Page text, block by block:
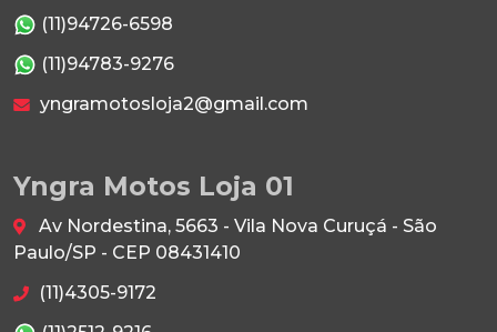
(11)94726-6598
(11)94783-9276
yngramotosloja2@gmail.com
Yngra Motos Loja 01
Av Nordestina, 5663 - Vila Nova Curuçá - São
Paulo/SP - CEP 08431410
(11)4305-9172